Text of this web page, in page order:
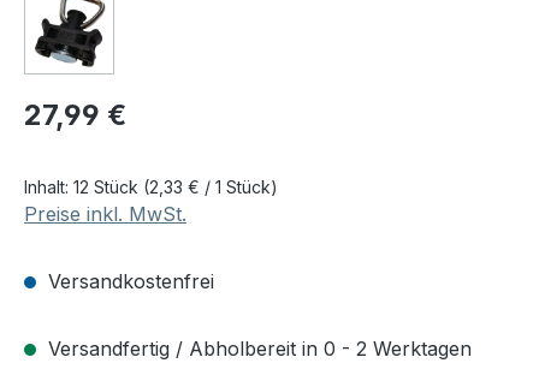
Regulärer Preis:
27,99 €
Inhalt: 12 Stück (2,33 € / 1 Stück)
Preise inkl. MwSt.
Versandkostenfrei
Versandfertig / Abholbereit in 0 - 2 Werktagen